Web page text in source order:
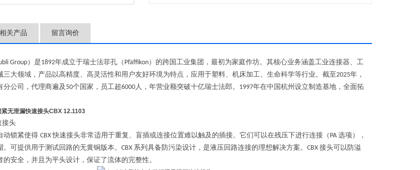
相关产品 留言询价
Group）是1892年成立于瑞士法菲孔（ Pfäffikon）的跨国工业集团，最初为家庭作坊。其核心业务涵盖工业连接器、工
三大领域，产品以高精度、高灵活性和用户友好环境为特点，应用于塑料、机床加工、生命科学等行业。截至2025年，
分公司，代理商遍及 50个国家，员工超6000人，年营业额突破十亿瑞士法郎。 1997年在中国杭州设立制造基地，全面拓
无泄漏快速接头CBX 12.1103
接头
动锁紧使得 CBX快速接头非常适用于重复、盲插或连接位置难以触及的插接。它们可以在残压下进行连接（ PA 选项），
可提供用于测试回路的无黄铜版本。 CBX 系列具备防污染设计，是液压回路连接的理想解决方案。 CBX 接头可以防溢
的安全，并且为平头设计，保证了流体的完整性。